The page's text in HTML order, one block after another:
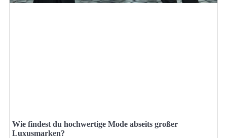
Wie findest du hochwertige Mode abseits großer
Luxusmarken?